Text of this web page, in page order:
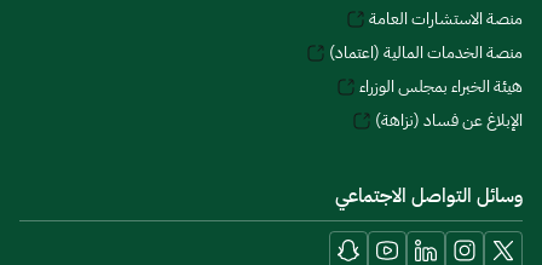
منصة الاستشارات العامة
منصة الخدمات المالية (اعتماد)
هيئة الخبراء بمجلس الوزراء
الإبلاغ عن فساد (نزاهة)
وسائل التواصل الاجتماعي